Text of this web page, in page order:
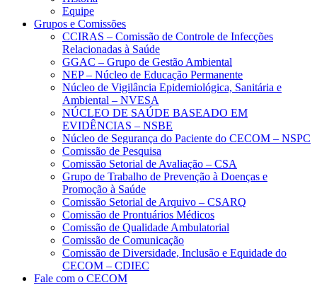
Equipe
Grupos e Comissões
CCIRAS – Comissão de Controle de Infecções
Relacionadas à Saúde
GGAC – Grupo de Gestão Ambiental
NEP – Núcleo de Educação Permanente
Núcleo de Vigilância Epidemiológica, Sanitária e
Ambiental – NVESA
NÚCLEO DE SAÚDE BASEADO EM
EVIDÊNCIAS – NSBE
Núcleo de Segurança do Paciente do CECOM – NSPC
Comissão de Pesquisa
Comissão Setorial de Avaliação – CSA
Grupo de Trabalho de Prevenção à Doenças e
Promoção à Saúde
Comissão Setorial de Arquivo – CSARQ
Comissão de Prontuários Médicos
Comissão de Qualidade Ambulatorial
Comissão de Comunicação
Comissão de Diversidade, Inclusão e Equidade do
CECOM – CDIEC
Fale com o CECOM